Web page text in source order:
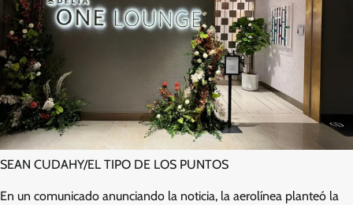
SEAN CUDAHY/EL TIPO DE LOS PUNTOS
En un comunicado anunciando la noticia, la aerolínea planteó la